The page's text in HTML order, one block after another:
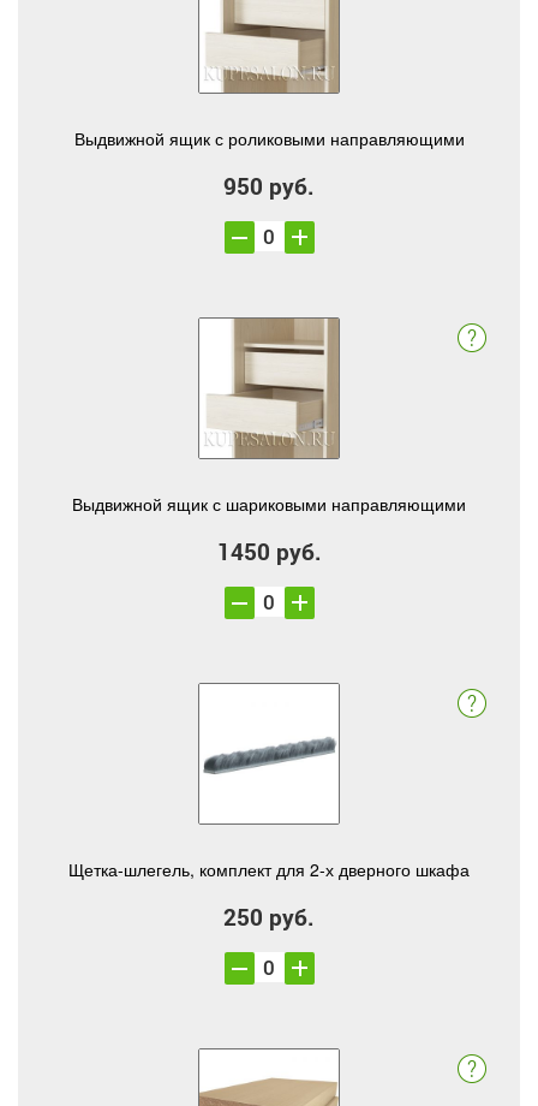
Выдвижной ящик с роликовыми направляющими
950 руб.
Выдвижной ящик с шариковыми направляющими
1450 руб.
Щетка-шлегель, комплект для 2-х дверного шкафа
250 руб.